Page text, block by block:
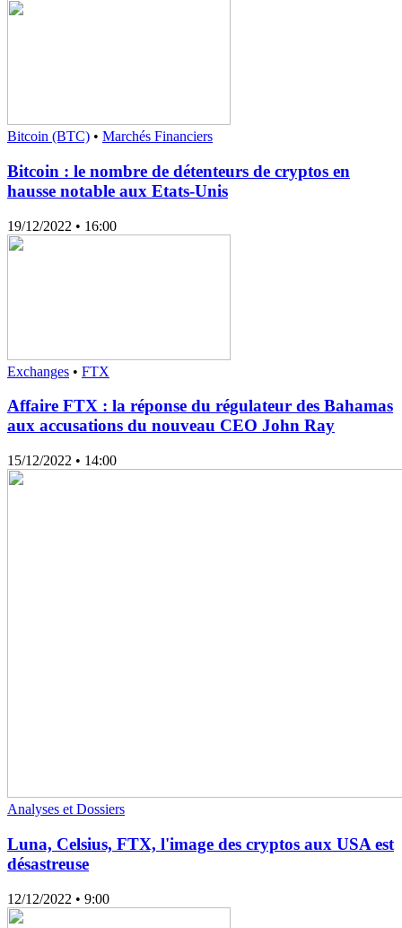
Bitcoin (BTC) • Marchés Financiers
Bitcoin : le nombre de détenteurs de cryptos en
hausse notable aux Etats-Unis
19/12/2022 • 16:00
Exchanges • FTX
Affaire FTX : la réponse du régulateur des Bahamas
aux accusations du nouveau CEO John Ray
15/12/2022 • 14:00
Analyses et Dossiers
Luna, Celsius, FTX, l'image des cryptos aux USA est
désastreuse
12/12/2022 • 9:00